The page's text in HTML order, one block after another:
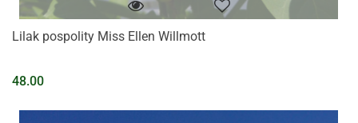
Lilak pospolity Miss Ellen Willmott
48.00